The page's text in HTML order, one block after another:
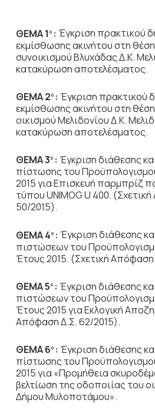
ΘΕΜΑ 1 ο : Έγκριση πρακτικού
εκμίσθωσης ακινήτου στη
συνοικισμού Βλυχάδας Δ.Κ.
κατακύρωση αποτελέσματος.
ΘΕΜΑ 2ο : Έγκριση πρακτικού
εκμίσθωσης ακινήτου στη
οικισμού Μελιδονίου Δ.Κ.
κατακύρωση αποτελέσματος.
ΘΕΜΑ 3ο : Έγκριση διάθεσης
πίστωσης του
2015 για Επισκευή παρμπρίζ
τύπου UNIMOG U 400.
50/2015).
ΘΕΜΑ 4ο : Έγκριση διάθεσης
πιστώσεων του
Έτους 2015. (Σχετική
ΘΕΜΑ 5ο : Έγκριση διάθεσης
πιστώσεων του
Έτους 2015 για Εκλογική
Απόφαση Δ.Σ. 62/2015).
ΘΕΜΑ 6ο : Έγκριση διάθεσης
πίστωσης του
2015 για «Προμήθεια
βελτίωση της οδοποιίας του
Δήμου Μυλοποτάμου».